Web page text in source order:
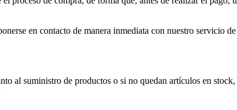
en contacto de manera inmediata con nuestro servicio
al suministro de productos o si no quedan artículos en